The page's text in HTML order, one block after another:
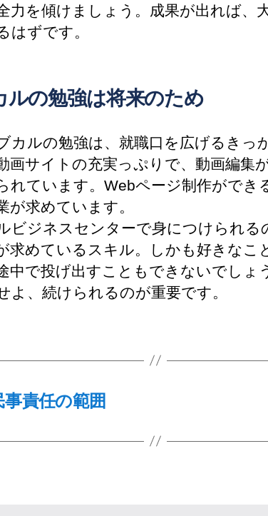
力を傾けましょう。成果が出れば、
はずです。
ルの勉強は将来のため
カルの勉強は、就職口を広げるきっ
画サイトの充実っぷりで、動画編集
れています。Webページ制作ができ
が求めています。
ビジネスセンターで身につけられる
求めているスキル。しかも好きなこ
中で投げ出すこともできないでしょ
よ、続けられるのが重要です。
責任の範囲